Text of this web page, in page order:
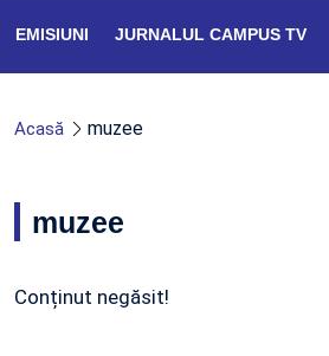
EMISIUNI JURNALUL CAMPUS TV
Acasă muzee
muzee
Conținut negăsit!